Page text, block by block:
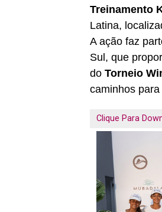
Treinamento
Latina,
A ação faz
Sul, que
do Torneio
caminhos
Clique Para